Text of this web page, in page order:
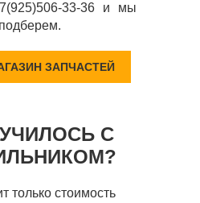
33-36 и мы
ЗАПЧАСТЕЙ
С
только стоимость